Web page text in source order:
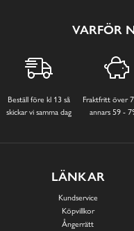
VARFÖR
Beställ före kl 13 så
skickar vi samma dag
Fraktfritt över
annars 59 -
LÄNKAR
Kundservice
Köpvillkor
Ångerrätt